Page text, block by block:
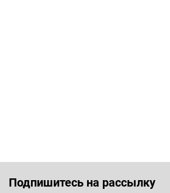
Подпишитесь на рассылку